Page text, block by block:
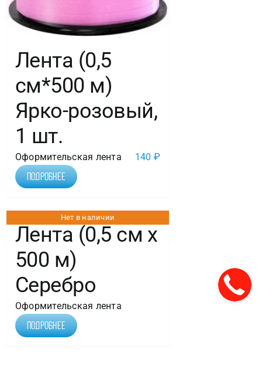
Лента (0,5
см*500 м)
Ярко-розовый,
1 шт.
Оформительская лента 140 ₽
Подробнее
Нет в наличии
Лента (0,5 см х
500 м)
Серебро
Оформительская лента
Подробнее